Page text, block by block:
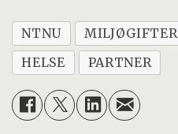
NTNU MILJØGIFTER
HELSE
PARTNER